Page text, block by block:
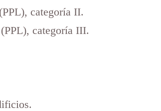
categoría II.
categoría III.